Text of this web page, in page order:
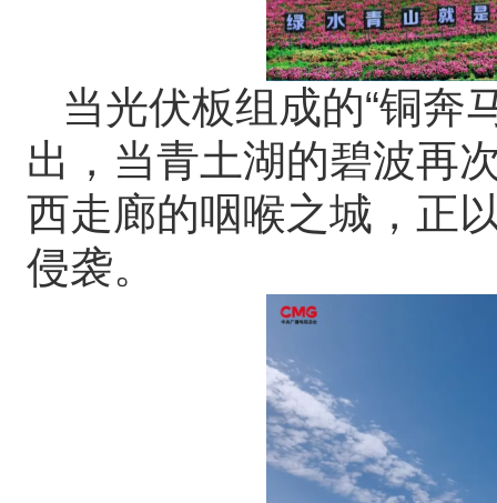
当光伏板组成的“铜奔
出，当青土湖的碧波
西走廊的咽喉之城，正
侵袭。